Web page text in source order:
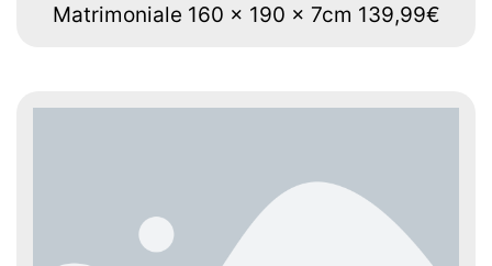
Matrimoniale 160 x 190 x 7cm 139,99€